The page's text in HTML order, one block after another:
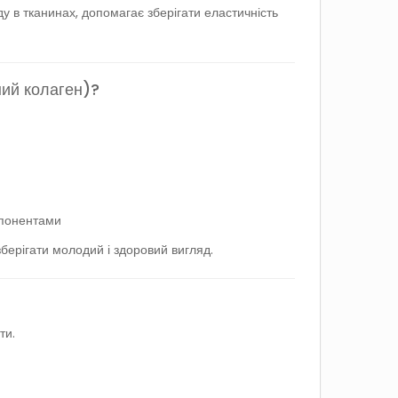
тканинах, допомагає зберігати еластичність
колаген)?
молодий і здоровий вигляд.